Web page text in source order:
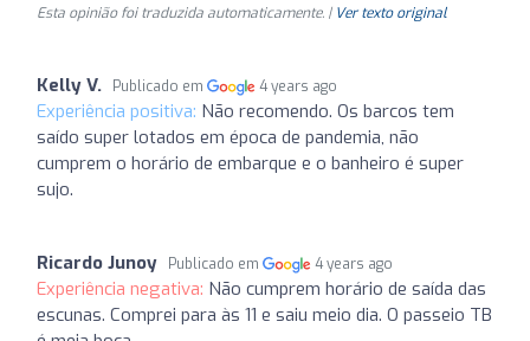
Esta opinião foi traduzida automaticamente. | Ver texto original
Kelly V. Publicado em 4 years ago
Experiência positiva: Não recomendo. Os barcos tem
saído super lotados em época de pandemia, não
cumprem o horário de embarque e o banheiro é super
sujo.
Ricardo Junoy Publicado em 4 years ago
Experiência negativa: Não cumprem horário de saída das
escunas. Comprei para às 11 e saiu meio dia. O passeio TB